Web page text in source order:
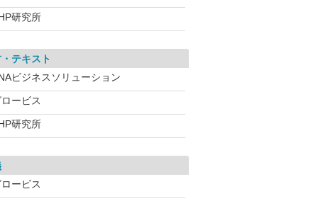
研究所
テキスト
ビジネスソリューション
ービス
研究所
ービス